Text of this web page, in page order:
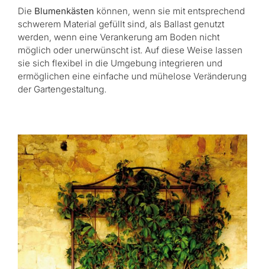
Die Blumenkästen können, wenn sie mit entsprechend
schwerem Material gefüllt sind, als Ballast genutzt
werden, wenn eine Verankerung am Boden nicht
möglich oder unerwünscht ist. Auf diese Weise lassen
sie sich flexibel in die Umgebung integrieren und
ermöglichen eine einfache und mühelose Veränderung
der Gartengestaltung.